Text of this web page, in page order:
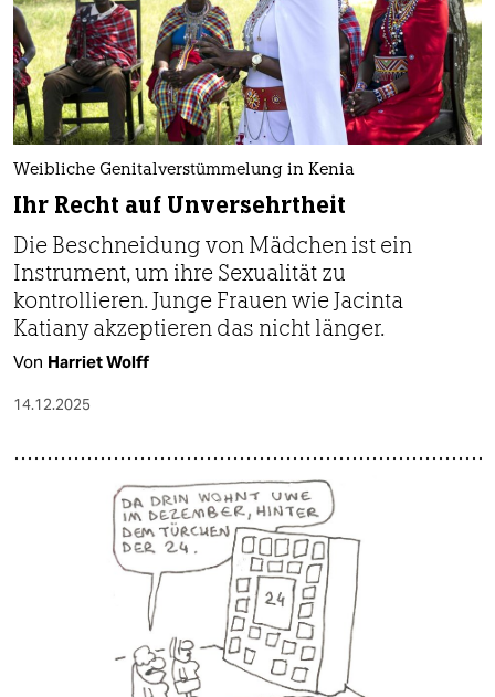
Weibliche Genitalverstümmelung in Kenia
Ihr Recht auf Unversehrtheit
Die Beschneidung von Mädchen ist ein
Instrument, um ihre Sexualität zu
kontrollieren. Junge Frauen wie Jacinta
Katiany akzeptieren das nicht länger.
Von Harriet Wolff
14.12.2025